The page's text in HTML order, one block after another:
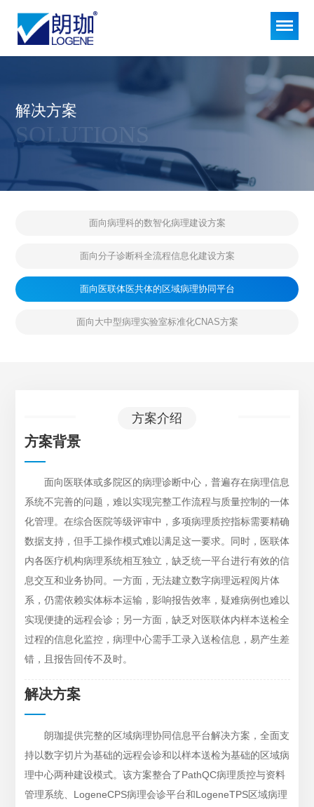
解决方案
SOLUTIONS
面向病理科的数智化病理建设方案
面向分子诊断科全流程信息化建设方案
面向医联体医共体的区域病理协同平台
面向大中型病理实验室标准化CNAS方案
方案介绍
方案背景
面向医联体或多院区的病理诊断中心，普遍存在病理信息
系统不完善的问题，难以实现完整工作流程与质量控制的一体
化管理。在综合医院等级评审中，多项病理质控指标需要精确
数据支持，但手工操作模式难以满足这一要求。同时，医联体
内各医疗机构病理系统相互独立，缺乏统一平台进行有效的信
息交互和业务协同。一方面，无法建立数字病理远程阅片体
系，仍需依赖实体标本运输，影响报告效率，疑难病例也难以
实现便捷的远程会诊；另一方面，缺乏对医联体内样本送检全
过程的信息化监控，病理中心需手工录入送检信息，易产生差
错，且报告回传不及时。
解决方案
朗珈提供完整的区域病理协同信息平台解决方案，全面支
持以数字切片为基础的远程会诊和以样本送检为基础的区域病
理中心两种建设模式。该方案整合了PathQC病理质控与资料
管理系统、LogeneCPS病理会诊平台和LogeneTPS区域病理